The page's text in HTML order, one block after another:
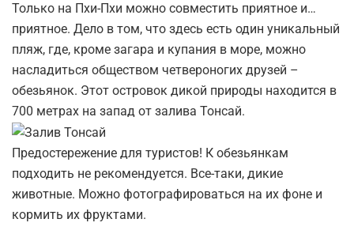
Только на Пхи-Пхи можно совместить приятное и…
приятное. Дело в том, что здесь есть один уникальный
пляж, где, кроме загара и купания в море, можно
насладиться обществом четвероногих друзей –
обезьянок. Этот островок дикой природы находится в
700 метрах на запад от залива Тонсай.
Предостережение для туристов! К обезьянкам
подходить не рекомендуется. Все-таки, дикие
животные. Можно фотографироваться на их фоне и
кормить их фруктами.